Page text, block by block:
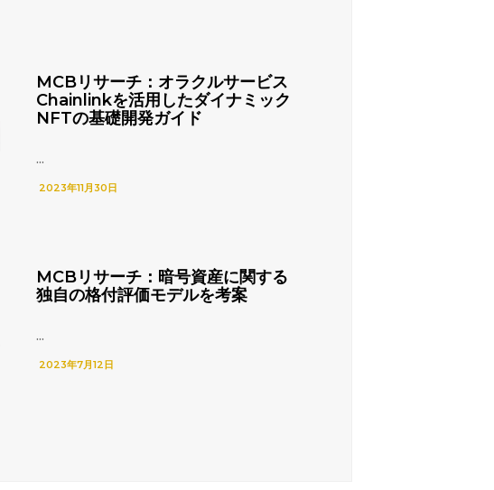
MCBリサーチ：オラクルサービス
Chainlinkを活用したダイナミック
NFTの基礎開発ガイド
...
2023年11月30日
MCBリサーチ：暗号資産に関する
独自の格付評価モデルを考案
...
2023年7月12日